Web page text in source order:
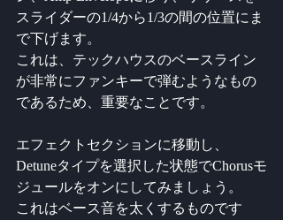
スライダーの1/4から1/3の間の位置にま
で下げます。
これは、テックハウスのベースライン
が非常にファンキーで弾むようなもの
であるため、重要なことです。
エフェクトセクションに移動し、
Detuneタイプを選択した状態でChorusモ
ジュールをオンにしてみましょう。
これはベース音を太くするものです